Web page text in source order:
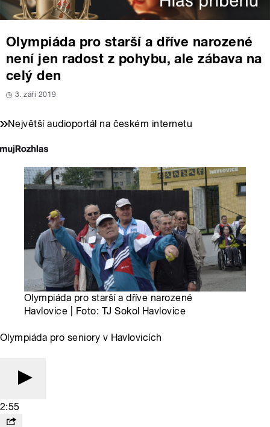
Olympiáda pro starší a dříve narozené
není jen radost z pohybu, ale zábava na
celý den
3. září 2019
Největší audioportál na českém internetu
Olympiáda pro starší a dříve narozené
Havlovice | Foto: TJ Sokol Havlovice
Olympiáda pro seniory v Havlovicích
2:55